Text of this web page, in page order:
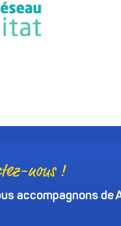
nous !
accompagnons de